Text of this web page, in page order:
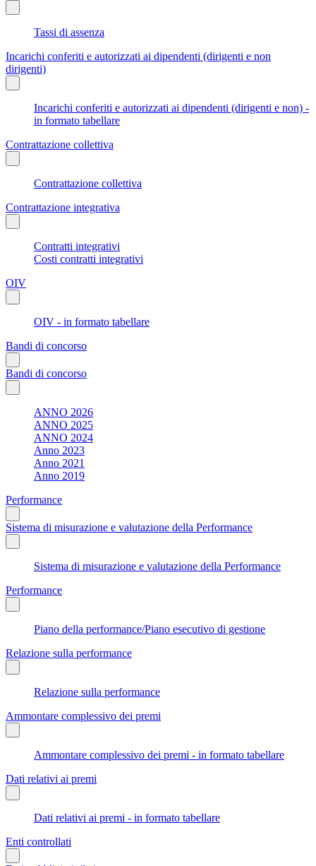
Tassi di assenza
Incarichi conferiti e autorizzati ai dipendenti (dirigenti e non
dirigenti)
Incarichi conferiti e autorizzati ai dipendenti (dirigenti e non) -
in formato tabellare
Contrattazione collettiva
Contrattazione collettiva
Contrattazione integrativa
Contratti integrativi
Costi contratti integrativi
OIV
OIV - in formato tabellare
Bandi di concorso
Bandi di concorso
ANNO 2026
ANNO 2025
ANNO 2024
Anno 2023
Anno 2021
Anno 2019
Performance
Sistema di misurazione e valutazione della Performance
Sistema di misurazione e valutazione della Performance
Performance
Piano della performance/Piano esecutivo di gestione
Relazione sulla performance
Relazione sulla performance
Ammontare complessivo dei premi
Ammontare complessivo dei premi - in formato tabellare
Dati relativi ai premi
Dati relativi ai premi - in formato tabellare
Enti controllati